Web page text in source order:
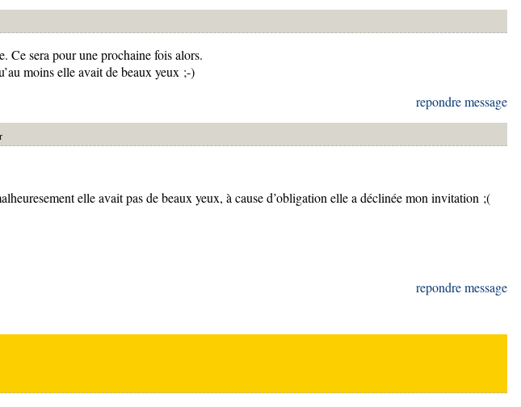
Ce sera pour une prochaine fois alors.
moins elle avait de beaux yeux ;-)
repondre message
elle avait pas de beaux yeux, à cause d’obligation elle a déclinée mon invitation ;(
repondre message